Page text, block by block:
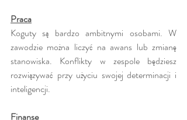
Praca
Koguty są bardzo ambitnymi osobami. W
zawodzie można liczyć na awans lub zmianę
stanowiska. Konflikty w zespole będziesz
rozwiązywać przy użyciu swojej determinacji i
inteligencji.
Finanse